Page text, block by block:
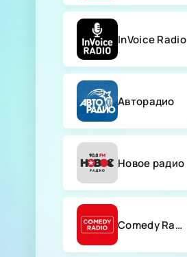
InVoice Radio
Авторадио
Новое радио
Comedy Radio